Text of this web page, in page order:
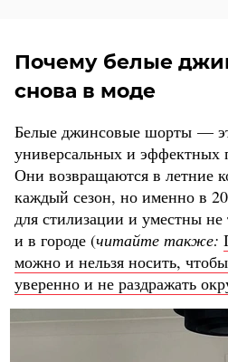
Почему белые
снова в моде
Белые джинсовые шорты —
универсальных и эффектных
Они возвращаются в летние
каждый сезон, но именно в
для стилизации и уместны не
и в городе (читайте также:
можно и нельзя носить,
уверенно и не раздражать